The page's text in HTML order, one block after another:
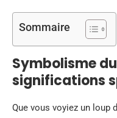
Sommaire
Symbolisme
significations
Que vous voyiez un loup